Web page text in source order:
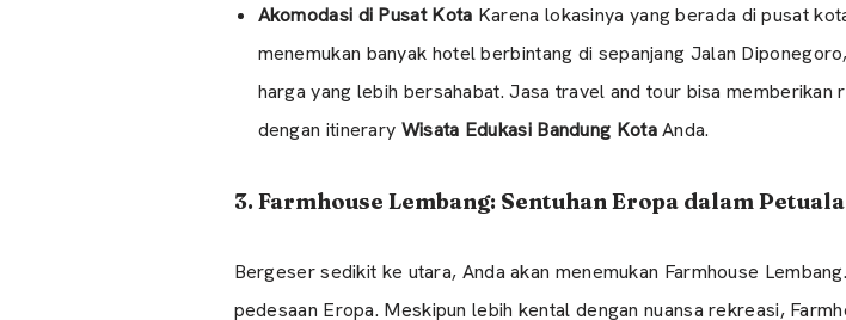
Akomodasi di Pusat Kota Karena lokasinya yang berada di pusat
menemukan banyak hotel berbintang di sepanjang Jalan
harga yang lebih bersahabat. Jasa travel and tour bisa
dengan itinerary Wisata Edukasi Bandung KotaAnda.
3. Farmhouse Lembang: Sentuhan Eropa dalam
Bergeser sedikit ke utara, Anda akan menemukan Farmhouse
pedesaan Eropa. Meskipun lebih kental dengan nuansa rekreasi,